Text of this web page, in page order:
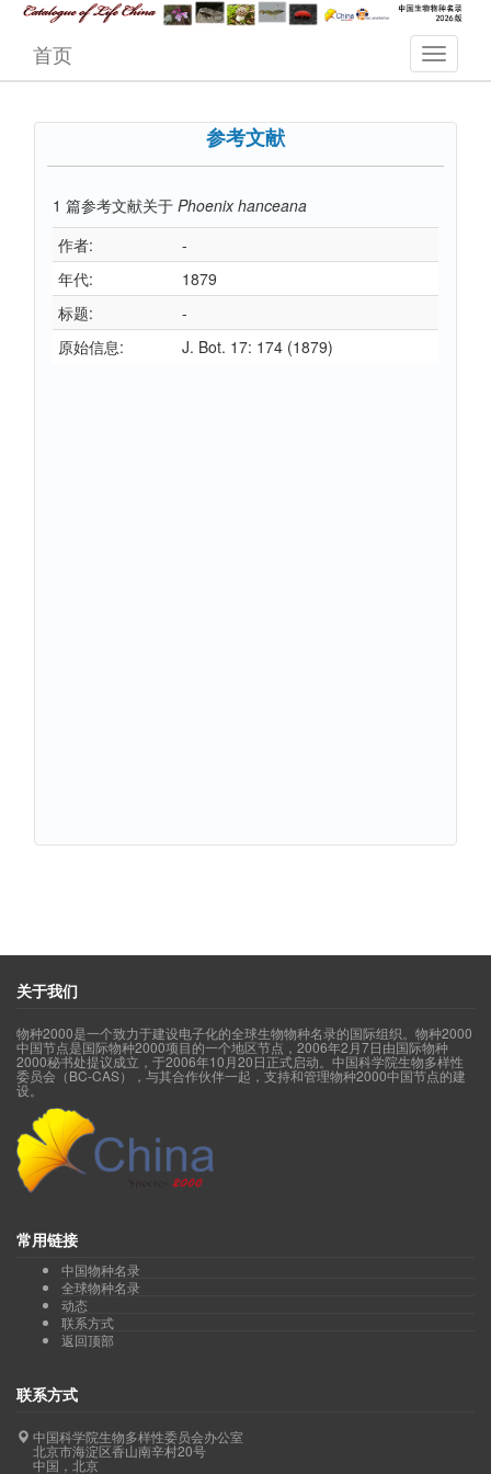
首页
参考文献
1 篇参考文献关于 Phoenix hanceana
作者:
-
年代:
1879
标题:
-
原始信息:
J. Bot. 17: 174 (1879)
关于我们
物种2000是一个致力于建设电子化的全球生物物种名录的国际组织。物种2000
中国节点是国际物种2000项目的一个地区节点，2006年2月7日由国际物种
2000秘书处提议成立，于2006年10月20日正式启动。中国科学院生物多样性
委员会（BC-CAS），与其合作伙伴一起，支持和管理物种2000中国节点的建
设。
常用链接
中国物种名录
全球物种名录
动态
联系方式
返回顶部
联系方式
中国科学院生物多样性委员会办公室
北京市海淀区香山南辛村20号
中国，北京